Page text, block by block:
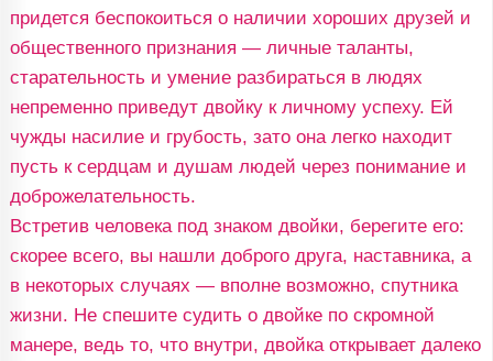
придется беспокоиться о наличии хороших друзей и
общественного признания — личные таланты,
старательность и умение разбираться в людях
непременно приведут двойку к личному успеху. Ей
чужды насилие и грубость, зато она легко находит
пусть к сердцам и душам людей через понимание и
доброжелательность.
Встретив человека под знаком двойки, берегите его:
скорее всего, вы нашли доброго друга, наставника, а
в некоторых случаях — вполне возможно, спутника
жизни. Не спешите судить о двойке по скромной
манере, ведь то, что внутри, двойка открывает далеко